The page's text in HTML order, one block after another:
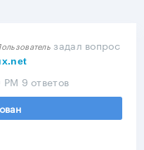
задал вопрос
9 ответов